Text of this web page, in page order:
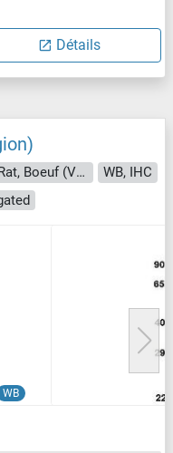
Détails
Reactivité: Humain, Souris, Rat, Boeuf (Vache), Cobaye, Cheval, Lapin, Poisson zèbre (Danio rerio)
WB, IHC
WB